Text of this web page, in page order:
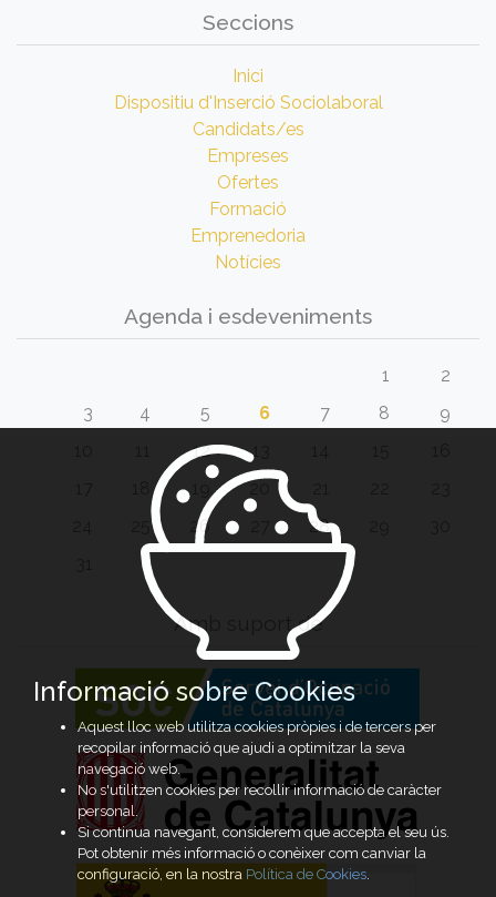
Seccions
Inici
Dispositiu d'Inserció Sociolaboral
Candidats/es
Empreses
Ofertes
Formació
Emprenedoria
Notícies
Agenda i esdeveniments
1
2
3
4 5 6 7 8
9
12 13
20
26 28
Amb suport de
Informació sobre Cookies
Aquest lloc web utilitza cookies pròpies i de tercers per
recopilar informació que ajudi a optimitzar la seva
navegació web.
No s'utilitzen cookies per recollir informació de caràcter
personal.
Si continua navegant, considerem que accepta el seu ús.
Pot obtenir més informació o conèixer com canviar la
configuració, en la nostra Política de Cookies.